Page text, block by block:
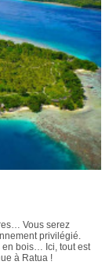
Vous serez
privilégié.
en bois… Ici, tout est
à Ratua !